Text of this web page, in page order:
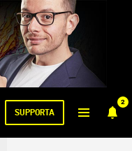
2
SUPPORTA